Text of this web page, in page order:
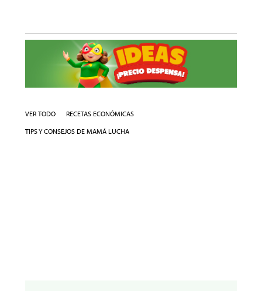
VER TODO
RECETAS ECONÓMICAS
TIPS Y CONSEJOS DE MAMÁ LUCHA